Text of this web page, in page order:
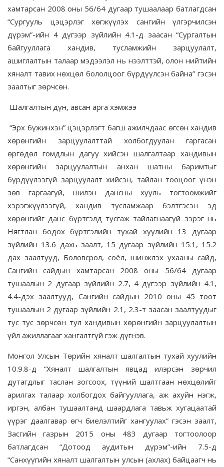
хамтарсан 2008 оны 56/64 дугаар тушаалаар батлагдсан
“Сургууль цэцэрлэг хөгжүүлэх сангийн үлгэрчилсэн
дүрэм”-ийн 4 дүгээр зүйлийн 4.1-д заасан “Сургалтын
байгууллага хандив, тусламжийн зарцуулалт,
ашиглалтын талаар мэдээлэл нь нээлттэй, олон нийтийн
хяналт тавих нөхцөл бололцоог бүрдүүлсэн байна” гэсэн
заалтыг зөрчсөн.
Шалгалтын дүн, авсан арга хэмжээ
“Эрх бүжинхэн” цэцэрлэгт багш ажилчдаас өгсөн хандив
хөрөнгийн зарцуулалттай холбогдуулан гаргасан
өргөдөл гомдлын дагуу хийсэн шалгалтаар хандивын
хөрөнгийн зарцуулалтын анхан шатны баримтыг
бүрдүүлээгүй зарцуулалт хийсэн, тайлан тооцоог үнэн
зөв гаргаагүй, шилэн дансны хууль тогтоомжийг
хэрэгжүүлээгүй, хандив тусламжаар бэлтгэсэн эд
хөрөнгийг данс бүртгэлд тусгаж тайлагнаагүй зэрэг нь
Нягтлан бодох бүртгэлийн тухай хуулийн 13 дугаар
зүйлийн 13.6 дахь заалт, 15 дугаар зүйлийн 15.1, 15.2
дах заалтууд, Боловсрол, соёл, шинжлэх ухааны сайд,
Сангийн сайдын хамтарсан 2008 оны 56/64 дугаар
тушаалын 2 дугаар зүйлийн 2.7, 4 дүгээр зүйлийн 4.1,
4.4-дэх заалтууд, Сангийн сайдын 2010 оны 45 тоот
тушаалын 2 дугаар зүйлийн 2.1, 2.3-т заасан заалтуудыг
тус тус зөрчсөн тул хандивын хөрөнгийн зарцуулалтын
үйл ажиллагааг хангалтгүй гэж дүгнэв.
Монгол Улсын Төрийн хяналт шалгалтын тухай хуулийн
10.9.8-д “Хяналт шалгалтын явцад илэрсэн зөрчил
дутагдлыг таслан зогсоох, түүний шалтгаан нөхцөлийг
арилгах талаар холбогдох байгууллага, аж ахуйн нэгж,
иргэн, албан тушаалтанд шаардлага тавьж хугацаатай
үүрэг даалгавар өгч биелэлтийг хангуулах” гэсэн заалт,
Засгийн газрын 2015 оны 483 дугаар тогтоолоор
батлагдсан “Дотоод аудитын дүрэм”-ийн 7.5-д
“Санхүүгийн хяналт шалгалтын улсын (ахлах) байцаагч нь